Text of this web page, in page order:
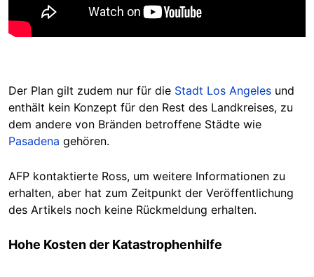
Der Plan gilt zudem nur für die Stadt Los Angeles und
enthält kein Konzept für den Rest des Landkreises, zu
dem andere von Bränden betroffene Städte wie
Pasadena gehören.
AFP kontaktierte Ross, um weitere Informationen zu
erhalten, aber hat zum Zeitpunkt der Veröffentlichung
des Artikels noch keine Rückmeldung erhalten.
Hohe Kosten der Katastrophenhilfe